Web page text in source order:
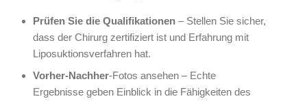
Prüfen Sie die Qualifikationen – Stellen Sie sicher,
dass der Chirurg zertifiziert ist und Erfahrung mit
Liposuktionsverfahren hat.
Vorher-Nachher-Fotos ansehen – Echte
Ergebnisse geben Einblick in die Fähigkeiten des